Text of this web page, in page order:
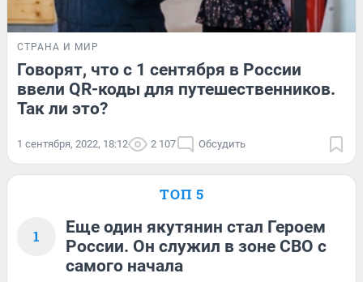
СТРАНА И МИР
Говорят, что с 1 сентября в России
ввели QR-коды для путешественников.
Так ли это?
1 сентября, 2022, 18:12 2 107 Обсудить
ТОП 5
1
Еще один якутянин стал Героем
России. Он служил в зоне СВО с
самого начала